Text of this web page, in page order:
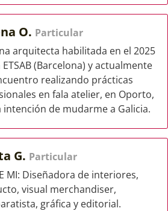
O. Particular
arquitecta habilitada en el 2025
(Barcelona) y actualmente
realizando prácticas
en fala atelier, en Oporto,
intención de mudarme a Galicia.
G. Particular
MI: Diseñadora de interiores,
visual merchandiser,
gráfica y editorial.